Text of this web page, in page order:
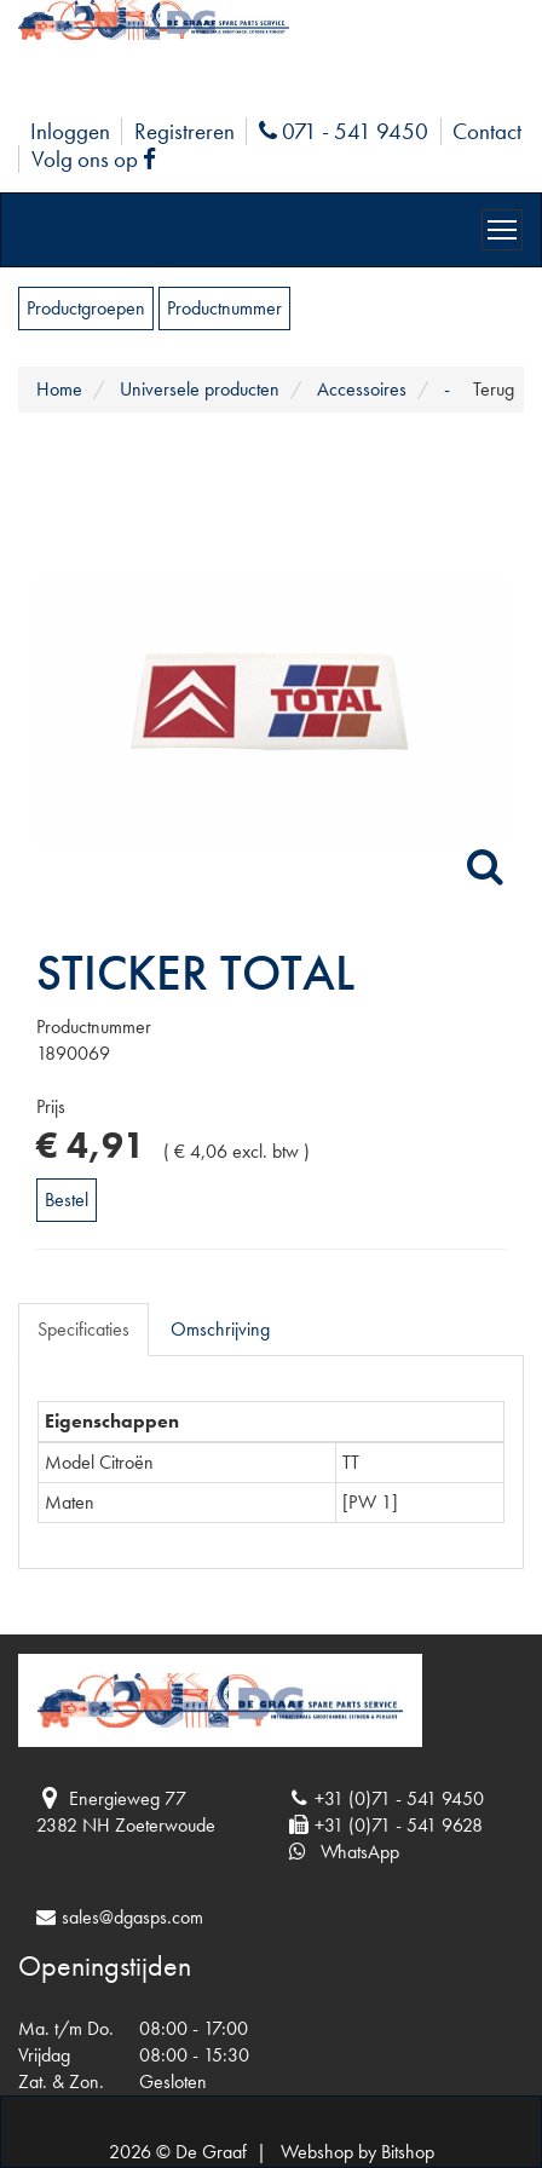
Inloggen Registreren Phone
071 - 541 9450
Contact
Volg ons op
Facebook
Productgroepen Productnummer
Terug
Home Universele producten Accessoires -
STICKER TOTAL
Productnummer
1890069
Prijs
€ 4,91 ( €4,06excl. btw )
Bestel
Specificaties Omschrijving
Eigenschappen
Model Citroën
TT
Maten
[PW 1]
Energieweg 77
2382 NH Zoeterwoude
+31 (0)71 - 541 9450
+31 (0)71 - 541 9628
WhatsApp
sales@dgasps.com
Openingstijden
Ma. t/m Do.
08:00 - 17:00
Vrijdag
08:00 - 15:30
Zat. & Zon.
Gesloten
2026 © De Graaf | Webshop by Bitshop